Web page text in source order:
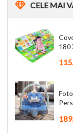
CELEMAI
180